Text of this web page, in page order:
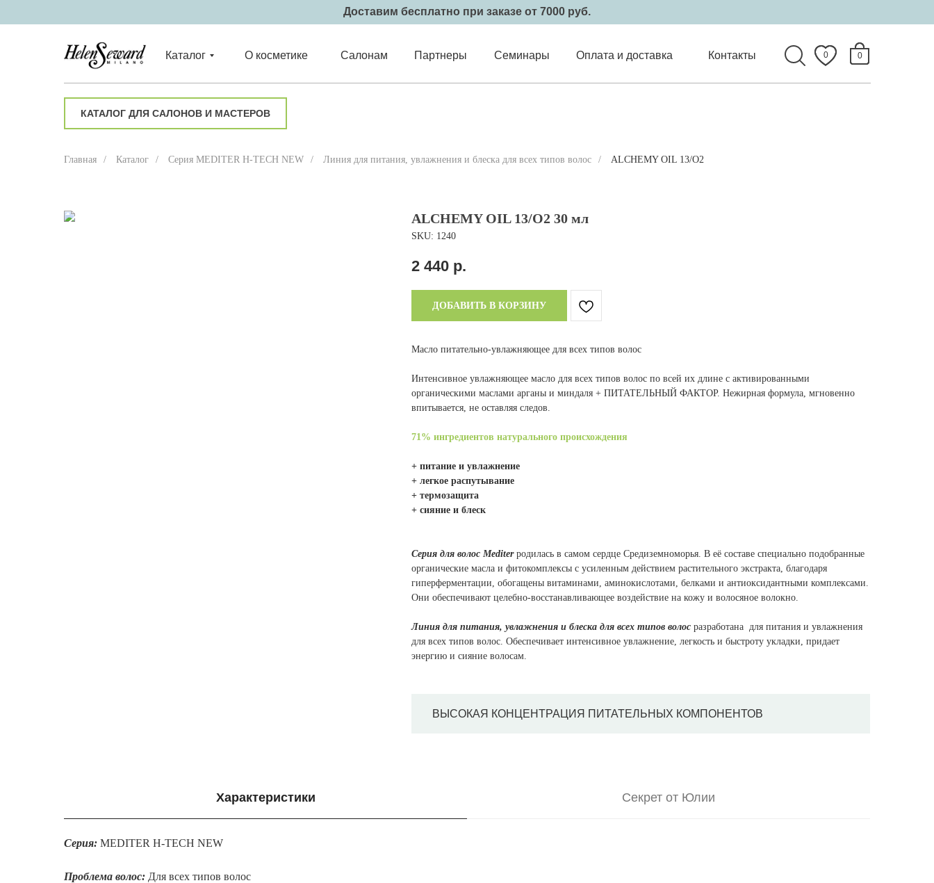
Каталог О косметике Салонам Партнеры Семинары Оплата и доставка Контакты
Доставим бесплатно при заказе от 7000 руб.
КАТАЛОГ ДЛЯ САЛОНОВ И МАСТЕРОВ
0
0
Главная / Каталог / Серия MEDITER H-TECH NEW / Линия для питания, увлажнения и блеска для всех типов волос / ALCHEMY OIL 13/O2
ALCHEMY OIL 13/O2 30 мл
SKU: 1240
2 440 р.
ДОБАВИТЬ В КОРЗИНУ
Масло питательно-увлажняющее для всех типов волос
Интенсивное увлажняющее масло для всех типов волос по всей их длине с активированными
органическими маслами арганы и миндаля + ПИТАТЕЛЬНЫЙ ФАКТОР. Нежирная формула, мгновенно
впитывается, не оставляя следов.
71% ингредиентов натурального происхождения
+ питание и увлажнение
+ легкое распутывание
+ термозащита
+ сияние и блеск
Серия для волос Mediterродилась в самом сердце Средиземноморья. В её составе специально подобранные
органические масла и фитокомплексы с усиленным действием растительного экстракта, благодаря
гиперферментации, обогащены витаминами, аминокислотами, белками и антиоксидантными комплексами.
Они обеспечивают целебно-восстанавливающее воздействие на кожу и волосяное волокно.
Линия для питания, увлажнения и блеска для всех типов волос разработана для питания и увлажнения
для всех типов волос. Обеспечивает интенсивное увлажнение, легкость и быстроту укладки, придает
энергию и сияние волосам.
ВЫСОКАЯ КОНЦЕНТРАЦИЯ ПИТАТЕЛЬНЫХ КОМПОНЕНТОВ
Характеристики Секрет от Юлии
Серия: MEDITER H-TECH NEW
Проблема волос: Для всех типов волос